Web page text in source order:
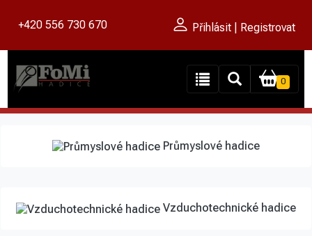
+420 556 730 670 Přihlásit | Registrovat
0
Průmyslové hadice
Vzduchotechnické hadice